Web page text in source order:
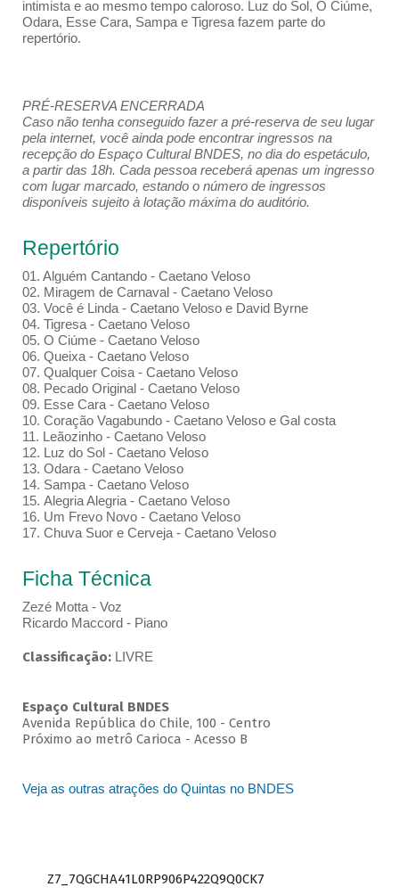
intimista e ao mesmo tempo caloroso. Luz do Sol, O Ciúme,
Odara, Esse Cara, Sampa e Tigresa fazem parte do
repertório.
PRÉ-RESERVA ENCERRADA
Caso não tenha conseguido fazer a pré-reserva de seu lugar
pela internet, você ainda pode encontrar ingressos na
recepção do Espaço Cultural BNDES, no dia do espetáculo,
a partir das 18h. Cada pessoa receberá apenas um ingresso
com lugar marcado, estando o número de ingressos
disponíveis sujeito à lotação máxima do auditório.
Repertório
01. Alguém Cantando - Caetano Veloso
02. Miragem de Carnaval - Caetano Veloso
03. Você é Linda - Caetano Veloso e David Byrne
04. Tigresa - Caetano Veloso
05. O Ciúme - Caetano Veloso
06. Queixa - Caetano Veloso
07. Qualquer Coisa - Caetano Veloso
08. Pecado Original - Caetano Veloso
09. Esse Cara - Caetano Veloso
10. Coração Vagabundo - Caetano Veloso e Gal costa
11. Leãozinho - Caetano Veloso
12. Luz do Sol - Caetano Veloso
13. Odara - Caetano Veloso
14. Sampa - Caetano Veloso
15. Alegria Alegria - Caetano Veloso
16. Um Frevo Novo - Caetano Veloso
17. Chuva Suor e Cerveja - Caetano Veloso
Ficha Técnica
Zezé Motta - Voz
Ricardo Maccord - Piano
Classificação: LIVRE
Espaço Cultural BNDES
Avenida República do Chile, 100 - Centro
Próximo ao metrô Carioca - Acesso B
Veja as outras atrações do Quintas no BNDES
Z7_7QGCHA41L0RP906P422Q9Q0CK7